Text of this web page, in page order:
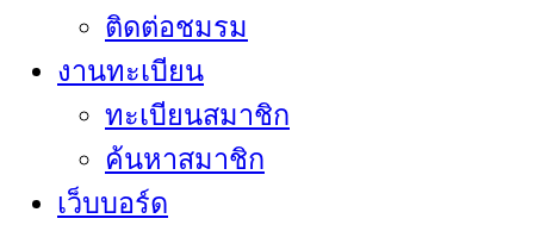
ติดต่อชมรม
งานทะเบียน
ทะเบียนสมาชิก
ค้นหาสมาชิก
เว็บบอร์ด